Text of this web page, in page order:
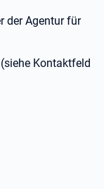
der Agentur für
Kontaktfeld